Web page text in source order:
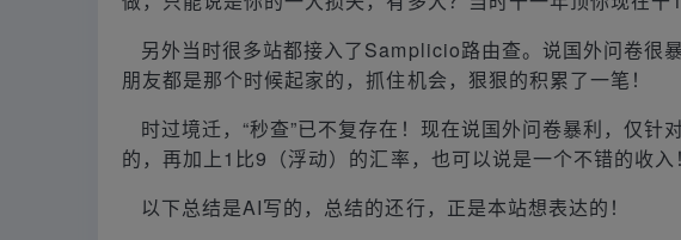
另外当时很多站都接入了Samplicio路由查。说国外问卷很
朋友都是那个时候起家的，抓住机会，狠狠的积累了一笔！
时过境迁，“秒查”已不复存在！现在说国外问卷暴利，仅针
的，再加上1比9（浮动）的汇率，也可以说是一个不错的收入
以下总结是AI写的，总结的还行，正是本站想表达的！